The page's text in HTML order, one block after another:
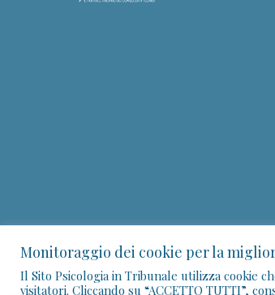
Monitoraggio dei cookie per la
Il Sito Psicologia in Tribunale utilizza cookie
visitatori. Cliccando su “ACCETTO TUTTI”,